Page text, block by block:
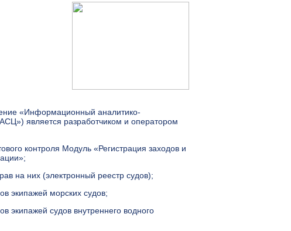
«Информационный аналитико-
является разработчиком и оператором
контроля Модуль «Регистрация заходов и
на них (электронный реестр судов);
экипажей морских судов;
судов внутреннего водного